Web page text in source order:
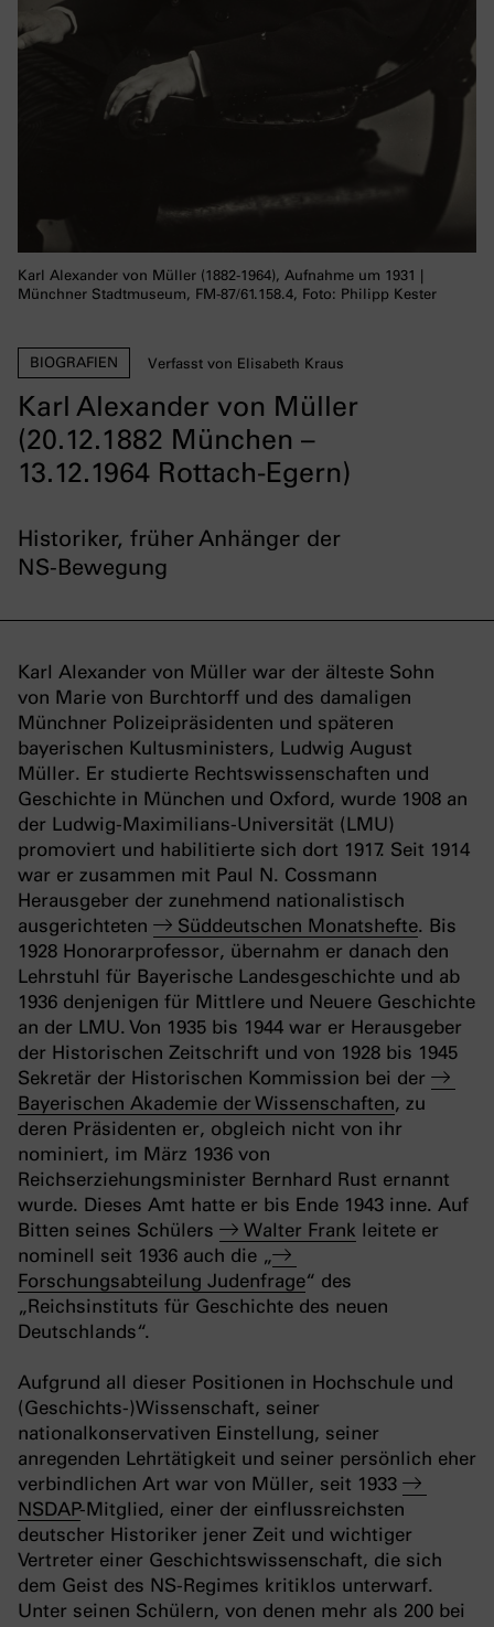
Karl Alexander von Müller
(20.12.1882 München –
13.12.1964 Rottach-Egern)
BIOGRAFIEN Verfasst von Elisabeth Kraus
Historiker, früher Anhänger der
NS-Bewegung
Karl Alexander von Müller (1882-1964), Aufnahme um 1931 |
Münchner Stadtmuseum, FM-87/61.158.4, Foto: Philipp Kester
Karl Alexander von Müller war der älteste Sohn
von Marie von Burchtorff und des damaligen
Münchner Polizeipräsidenten und späteren
bayerischen Kultusministers, Ludwig August
Müller. Er studierte Rechtswissenschaften und
Geschichte in München und Oxford, wurde 1908 an
der Ludwig-Maximilians-Universität (LMU)
promoviert und habilitierte sich dort 1917. Seit 1914
war er zusammen mit Paul N. Cossmann
Herausgeber der zunehmend nationalistisch
ausgerichteten
Süddeutschen Monatshefte. Bis
1928 Honorarprofessor, übernahm er danach den
Lehrstuhl für Bayerische Landesgeschichte und ab
1936 denjenigen für Mittlere und Neuere Geschichte
an der LMU. Von 1935 bis 1944 war er Herausgeber
der Historischen Zeitschrift und von 1928 bis 1945
Sekretär der Historischen Kommission bei der
Bayerischen Akademie der Wissenschaften, zu
deren Präsidenten er, obgleich nicht von ihr
nominiert, im März 1936 von
Reichserziehungsminister Bernhard Rust ernannt
wurde. Dieses Amt hatte er bis Ende 1943 inne. Auf
Bitten seines Schülers
Walter Frank leitete er
nominell seit 1936 auch die „
Forschungsabteilung Judenfrage“ des
„Reichsinstituts für Geschichte des neuen
Deutschlands“.
Aufgrund all dieser Positionen in Hochschule und
(Geschichts-)Wissenschaft, seiner
nationalkonservativen Einstellung, seiner
anregenden Lehrtätigkeit und seiner persönlich eher
verbindlichen Art war von Müller, seit 1933
NSDAP-Mitglied, einer der einflussreichsten
deutscher Historiker jener Zeit und wichtiger
Vertreter einer Geschichtswissenschaft, die sich
dem Geist des NS-Regimes kritiklos unterwarf.
Unter seinen Schülern, von denen mehr als 200 bei